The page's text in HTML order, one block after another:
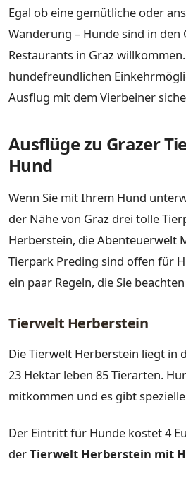
Egal ob eine gemütliche oder
Wanderung – Hunde sind in den
Restaurants in Graz
hundefreundlichen
Ausflug mit dem Vierbeiner
Ausflüge zu Grazer
Hund
Wenn Sie mit Ihrem Hund
der Nähe von Graz drei tolle
Herberstein, die Abenteuerwelt
Tierpark Preding sind offen für
ein paar Regeln, die Sie
Tierwelt Herberstein
Die Tierwelt Herberstein liegt in
23 Hektar leben 85 Tierarten.
mitkommen und es gibt
Der Eintritt für Hunde kostet 4
derTierwelt Herberstein mit